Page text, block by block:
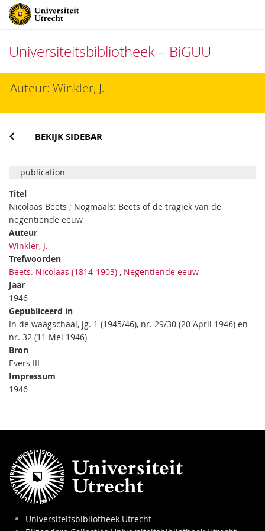
Universiteitsbibliotheek – BiGUU
naarAuteur: Winkler, J.
BEKIJK SIDEBAR
publication
Titel
Nicolaas Beets ; Nogmaals: Beets of de tragiek van de
negentiende eeuw
Auteur
Winkler, J.
Trefwoorden
Beets. Nicolaas (1814-1903) , Negentiende eeuw
Jaar
1946
Gepubliceerd in
In de waagschaal, jg. 1 (1945/46), nr. 29/30 (20 April 1946) en
nr. 32 (11 Mei 1946)
Bron
Evers III
Impressum
1946
Universiteitsbibliotheek Utrecht